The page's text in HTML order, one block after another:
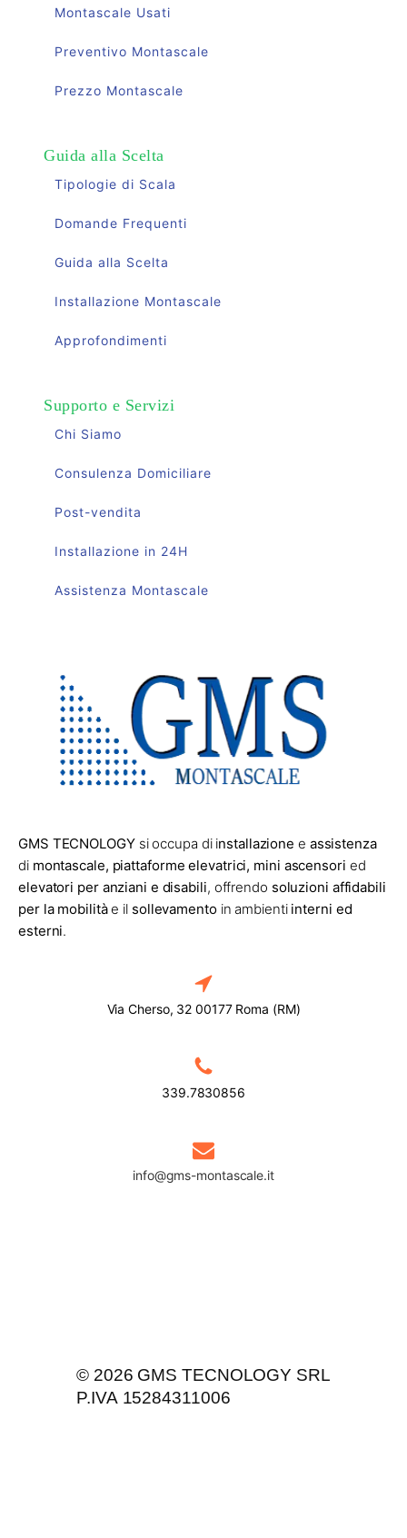
Montascale Usati
Preventivo Montascale
Prezzo Montascale
Guida alla Scelta
Tipologie di Scala
Domande Frequenti
Guida alla Scelta
Installazione Montascale
Approfondimenti
Supporto e Servizi
Chi Siamo
Consulenza Domiciliare
Post-vendita
Installazione in 24H
Assistenza Montascale
GMS TECNOLOGYsi occupa di installazione e assistenza
di montascale, piattaforme elevatrici, mini ascensori ed
elevatori per anziani e disabili, offrendo soluzioni affidabili
per la mobilitàe il sollevamento in ambienti interni ed
esterni.
Via Cherso, 32 00177 Roma (RM)
339.7830856
info@gms-montascale.it
© 2026 GMS TECNOLOGY SRL
P.IVA 15284311006